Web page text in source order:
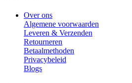
Over ons
Algemene voorwaarden
Leveren & Verzenden
Retourneren
Betaalmethoden
Privacybeleid
Blogs